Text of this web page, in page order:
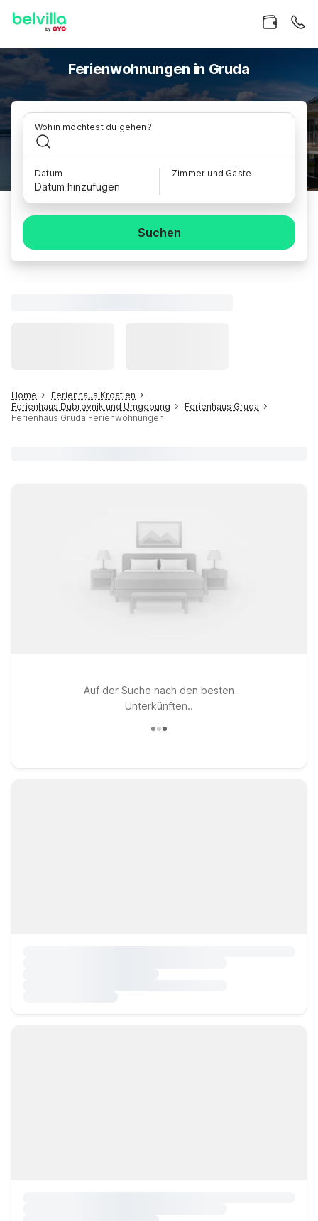
Ferienwohnungen in Gruda
Wohin möchtest du gehen?
Datum
Datum hinzufügen
Zimmer und Gäste
Suchen
Home
Ferienhaus Kroatien
Ferienhaus Dubrovnik und Umgebung
Ferienhaus Gruda
Ferienhaus Gruda Ferienwohnungen
Auf der Suche nach den besten
Unterkünften..